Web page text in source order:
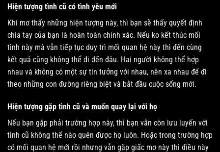
Hiện tượng tình cũ có tình yêu mới
Khi mơ thấy những hiện tượng này, thì bạn sẽ thấy quyết định
chia tay của bạn là hoàn toàn chính xác. Nếu ko kết thúc mối
tình này mà vẫn tiếp tục duy trì mối quan hệ này thì đến cùng
kết quả cũng không thể đi đến đâu. Hai người không thể hợp
nhau và không có một sự tin tưởng với nhau, nên xa nhau để đi
theo những con đường riêng biệt và bắt đầu cuộc sống mới.
Hiện tượng gặp tình cũ và muốn quay lại với họ
Nếu bạn gặp phải trường hợp này, thì bạn vẫn còn lưu luyến với
tình cũ không thể nào quên được họ luôn. Hoặc trong trường hợp
có mối quan hệ mới rồi nhưng vẫn gặp giấc mơ này thì điều này